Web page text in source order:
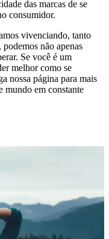
das marcas de se
consumidor.
vivenciando, tanto
não apenas
Se você é um
melhor como se
nossa página para mais
mundo em constante